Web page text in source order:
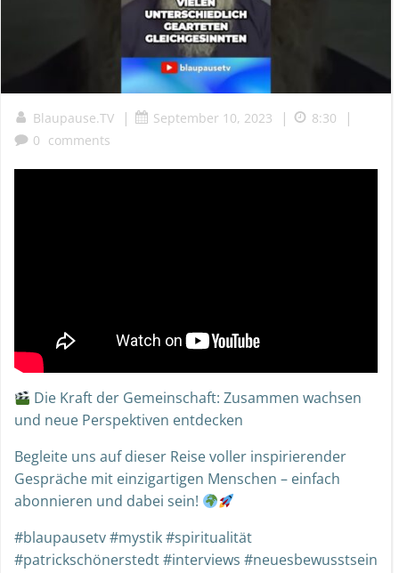
Blaupause.TV | September 10, 2023 | 8:30 |
0 comments
Die Kraft der Gemeinschaft: Zusammen wachsen
und neue Perspektiven entdecken
Begleite uns auf dieser Reise voller inspirierender
Gespräche mit einzigartigen Menschen – einfach
abonnieren und dabei sein!
#blaupausetv #mystik #spiritualität
#patrickschönerstedt #interviews #neuesbewusstsein